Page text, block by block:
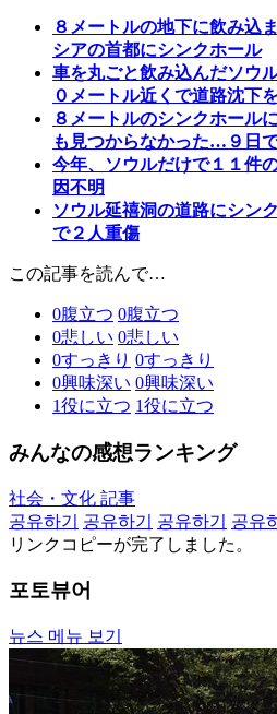
８メートルの地下に飲み込
シアの首都にシンクホール
車を丸ごと飲み込んだソウ
０メートル近くで道路沈下
８メートルのシンクホール
も見つからなかった…９日
今年、ソウルだけで１１件
因不明
ソウル延禧洞の道路にシン
で２人重傷
この記事を読んで…
0腹立つ 0腹立つ
0悲しい 0悲しい
0すっきり 0すっきり
0興味深い 0興味深い
1役に立つ 1役に立つ
みんなの感想ランキング
社会・文化 記事
공유하기
공유하기 공유하기 공유
リンクコピーが完了しました。
포토뷰어
뉴스 메뉴 보기